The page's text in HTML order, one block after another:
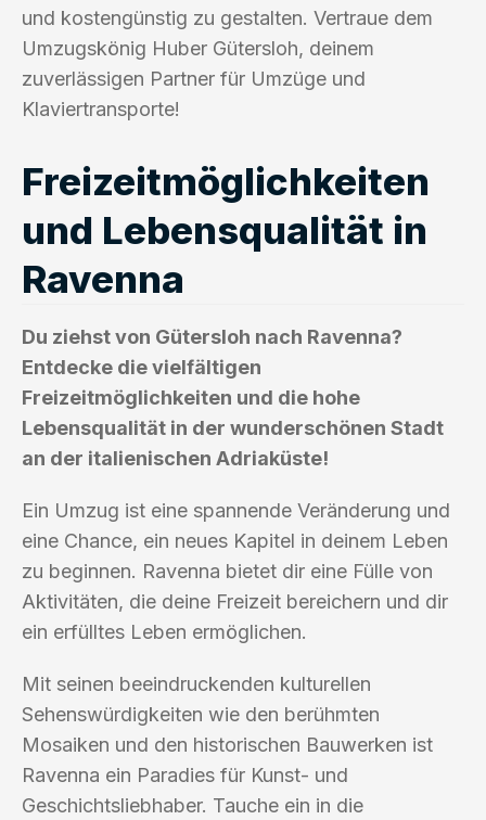
und kostengünstig zu gestalten. Vertraue dem
Umzugskönig Huber Gütersloh, deinem
zuverlässigen Partner für Umzüge und
Klaviertransporte!
Freizeitmöglichkeiten
und Lebensqualität in
Ravenna
Du ziehst von Gütersloh nach Ravenna?
Entdecke die vielfältigen
Freizeitmöglichkeiten und die hohe
Lebensqualität in der wunderschönen Stadt
an der italienischen Adriaküste!
Ein Umzug ist eine spannende Veränderung und
eine Chance, ein neues Kapitel in deinem Leben
zu beginnen. Ravenna bietet dir eine Fülle von
Aktivitäten, die deine Freizeit bereichern und dir
ein erfülltes Leben ermöglichen.
Mit seinen beeindruckenden kulturellen
Sehenswürdigkeiten wie den berühmten
Mosaiken und den historischen Bauwerken ist
Ravenna ein Paradies für Kunst- und
Geschichtsliebhaber. Tauche ein in die